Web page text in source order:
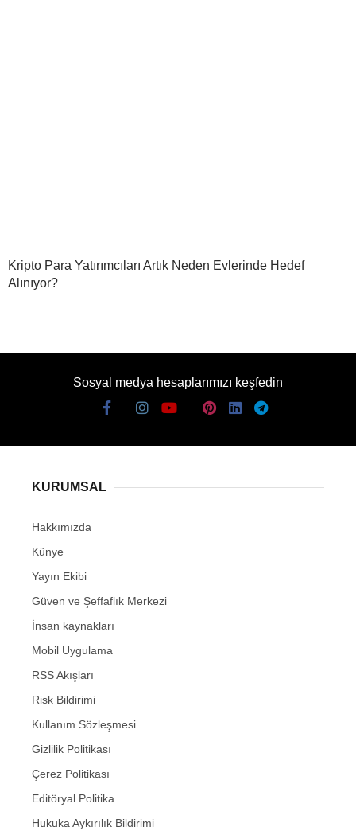
Kripto Para Yatırımcıları Artık Neden Evlerinde Hedef
Alınıyor?
Sosyal medya hesaplarımızı keşfedin
KURUMSAL
Hakkımızda
Künye
Yayın Ekibi
Güven ve Şeffaflık Merkezi
İnsan kaynakları
Mobil Uygulama
RSS Akışları
Risk Bildirimi
Kullanım Sözleşmesi
Gizlilik Politikası
Çerez Politikası
Editöryal Politika
Hukuka Aykırılık Bildirimi